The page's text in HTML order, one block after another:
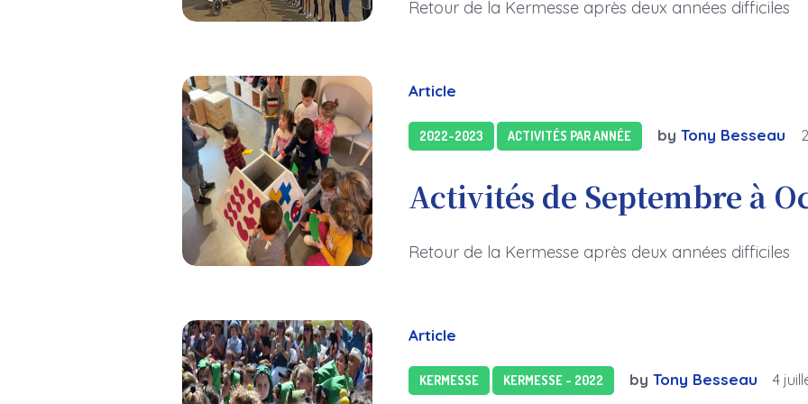
Retour de la Kermesse après deux années difficiles
Article
2022-2023 ACTIVITÉS PAR ANNÉE byTony Besseau
Activités de Septembre à
Retour de la Kermesse après deux années difficiles
Article
KERMESSE KERMESSE - 2022 byTony Besseau 4